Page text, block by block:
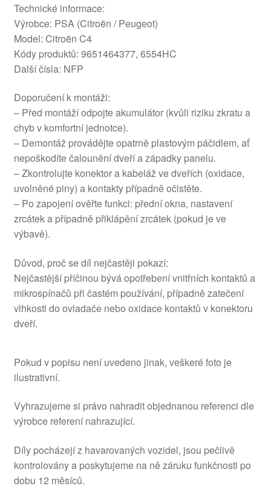
Technické informace:
Výrobce: PSA (Citroën / Peugeot)
Model: Citroën C4
Kódy produktů: 9651464377, 6554HC
Další čísla: NFP
Doporučení k montáži:
– Před montáží odpojte akumulátor (kvůli riziku zkratu a
chyb v komfortní jednotce).
– Demontáž provádějte opatrně plastovým páčidlem, ať
nepoškodíte čalounění dveří a západky panelu.
– Zkontrolujte konektor a kabeláž ve dveřích (oxidace,
uvolněné piny) a kontakty případně očistěte.
– Po zapojení ověřte funkci: přední okna, nastavení
zrcátek a případně přiklápění zrcátek (pokud je ve
výbavě).
Důvod, proč se díl nejčastěji pokazí:
Nejčastější příčinou bývá opotřebení vnitřních kontaktů a
mikrospínačů při častém používání, případně zatečení
vlhkosti do ovladače nebo oxidace kontaktů v konektoru
dveří.
Pokud v popisu není uvedeno jinak, veškeré foto je
ilustrativní.
Vyhrazujeme si právo nahradit objednanou referenci dle
výrobce referení nahrazující.
Díly pocházejí z havarovaných vozidel, jsou pečlivě
kontrolovány a poskytujeme na ně záruku funkčnosti po
dobu 12 měsíců.